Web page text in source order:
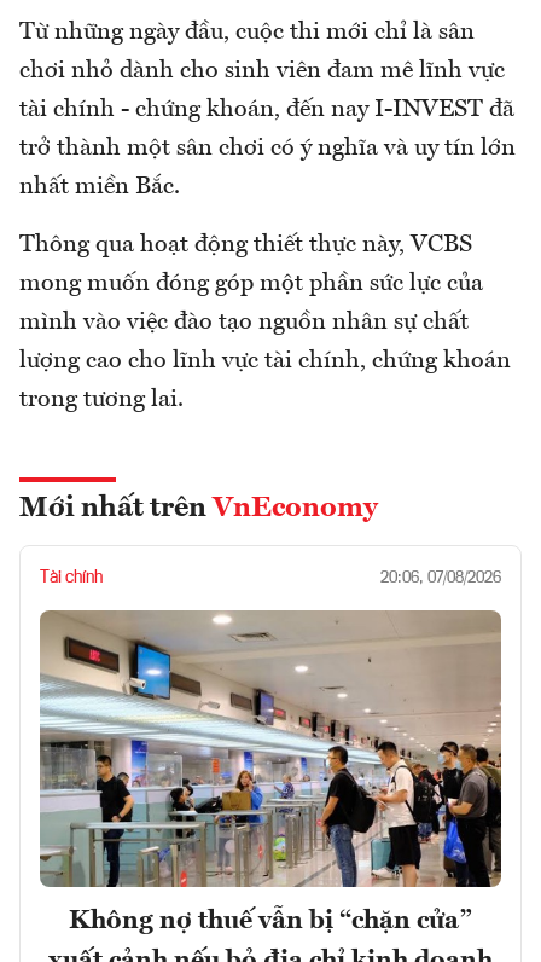
Từ những ngày đầu, cuộc thi mới chỉ là sân
chơi nhỏ dành cho sinh viên đam mê lĩnh vực
tài chính - chứng khoán, đến nay I-INVEST đã
trở thành một sân chơi có ý nghĩa và uy tín lớn
nhất miền Bắc.
Thông qua hoạt động thiết thực này, VCBS
mong muốn đóng góp một phần sức lực của
mình vào việc đào tạo nguồn nhân sự chất
lượng cao cho lĩnh vực tài chính, chứng khoán
trong tương lai.
Mới nhất trên VnEconomy
Tài chính 20:06, 07/08/2026
Không nợ thuế vẫn bị “chặn cửa”